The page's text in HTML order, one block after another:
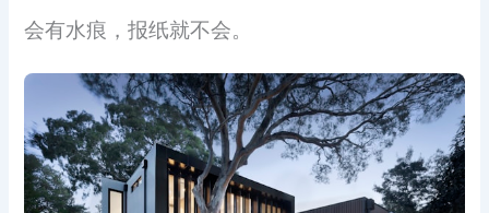
会有水痕，报纸就不会。